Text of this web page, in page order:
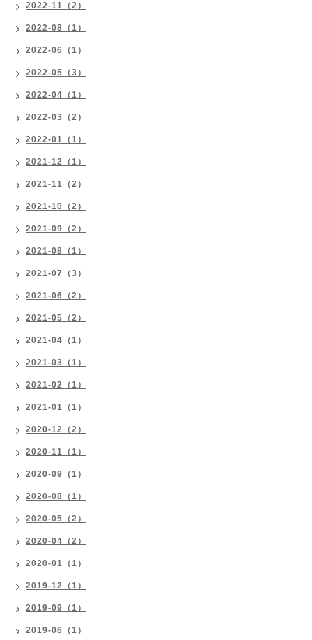
2022-11（2）
2022-08（1）
2022-06（1）
2022-05（3）
2022-04（1）
2022-03（2）
2022-01（1）
2021-12（1）
2021-11（2）
2021-10（2）
2021-09（2）
2021-08（1）
2021-07（3）
2021-06（2）
2021-05（2）
2021-04（1）
2021-03（1）
2021-02（1）
2021-01（1）
2020-12（2）
2020-11（1）
2020-09（1）
2020-08（1）
2020-05（2）
2020-04（2）
2020-01（1）
2019-12（1）
2019-09（1）
2019-06（1）